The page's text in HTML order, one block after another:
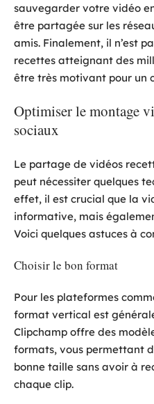
sauvegarder votre vidéo
être partagée sur les
amis. Finalement, il n’est
recettes atteignant des
être très motivant pour un
Optimiser le montage
sociaux
Le partage de vidéos
peut nécessiter quelques
effet, il est crucial que la
informative, mais
Voici quelques astuces à
Choisir le bon format
Pour les plateformes
format vertical est
Clipchamp offre des
formats, vous permettant
bonne taille sans avoir à
chaque clip.